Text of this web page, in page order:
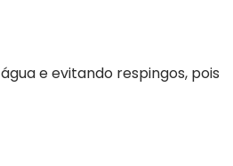
e evitando respingos, pois